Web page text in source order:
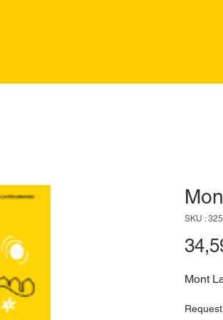
SKU :
Mont